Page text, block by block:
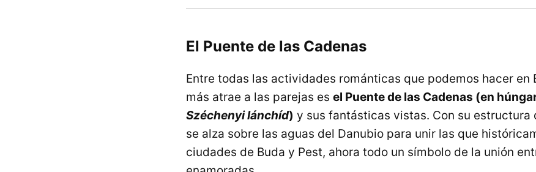
El Puente de las Cadenas
Entre todas las actividades románticas que podemos hacer en
más atrae a las parejas es el Puente de las Cadenas (en
Széchenyilánchíd) y sus fantásticas vistas. Con su estructura
se alza sobre las aguas del Danubio para unir las que
ciudades de Buda y Pest, ahora todo un símbolo de la unión